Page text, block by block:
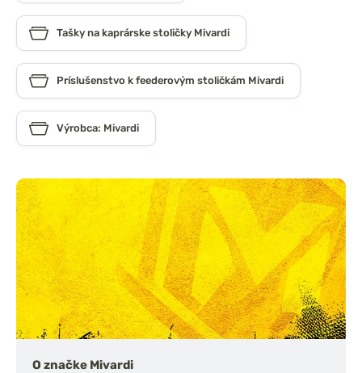
Tašky na kaprárske stoličky Mivardi
Príslušenstvo k feederovým stoličkám Mivardi
Výrobca: Mivardi
O značke Mivardi